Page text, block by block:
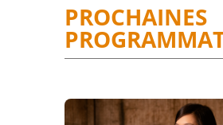
PROCHAINES